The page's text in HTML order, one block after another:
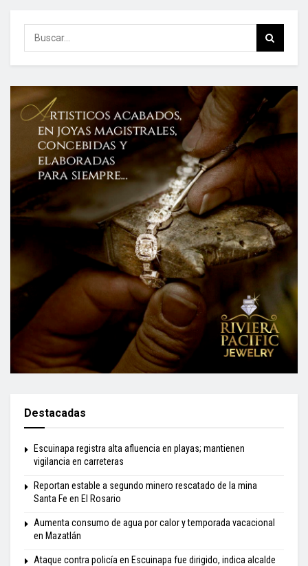
Destacadas
Escuinapa registra alta afluencia en playas; mantienen
vigilancia en carreteras
Reportan estable a segundo minero rescatado de la mina
Santa Fe en El Rosario
Aumenta consumo de agua por calor y temporada vacacional
en Mazatlán
Ataque contra policía en Escuinapa fue dirigido, indica alcalde